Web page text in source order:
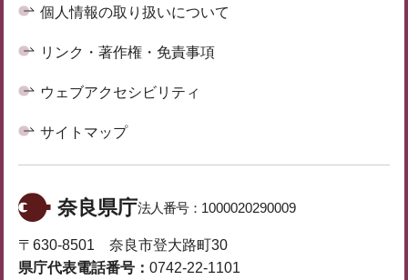
個人情報の取り扱いについて
リンク・著作権・免責事項
ウェブアクセシビリティ
サイトマップ
奈良県庁法人番号： 1000020290009
〒630-8501 奈良市登大路町30
県庁代表電話番号： 0742-22-1101